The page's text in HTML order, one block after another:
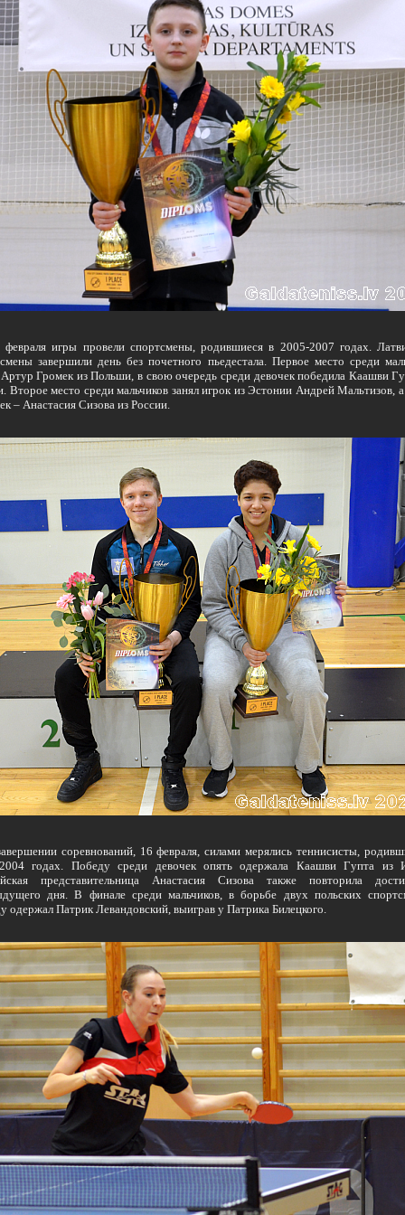
игры провели спортсмены, родившиеся в 2005-2007 годах.
завершили день без почетного пьедестала. Первое место среди
Артур Громек из Польши, в свою очередь среди девочек победила Каашви
Второе место среди мальчиков занял игрок из Эстонии Андрей Мальтизов,
– Анастасия Сизова из России.
соревнований, 16 февраля, силами мерялись теннисисты,
годах. Победу среди девочек опять одержала Каашви Гупта из
представительница Анастасия Сизова также повторила
дня. В финале среди мальчиков, в борьбе двух польских
одержал Патрик Левандовский, выиграв у Патрика Билецкого.